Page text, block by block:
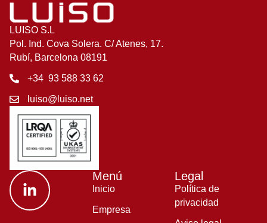
LUISO S.L
Pol. Ind. Cova Solera. C/ Atenes, 17.
Rubí, Barcelona 08191
+34 93 588 33 62
luiso@luiso.net
Menú
Inicio
Empresa
Legal
Política de
privacidad